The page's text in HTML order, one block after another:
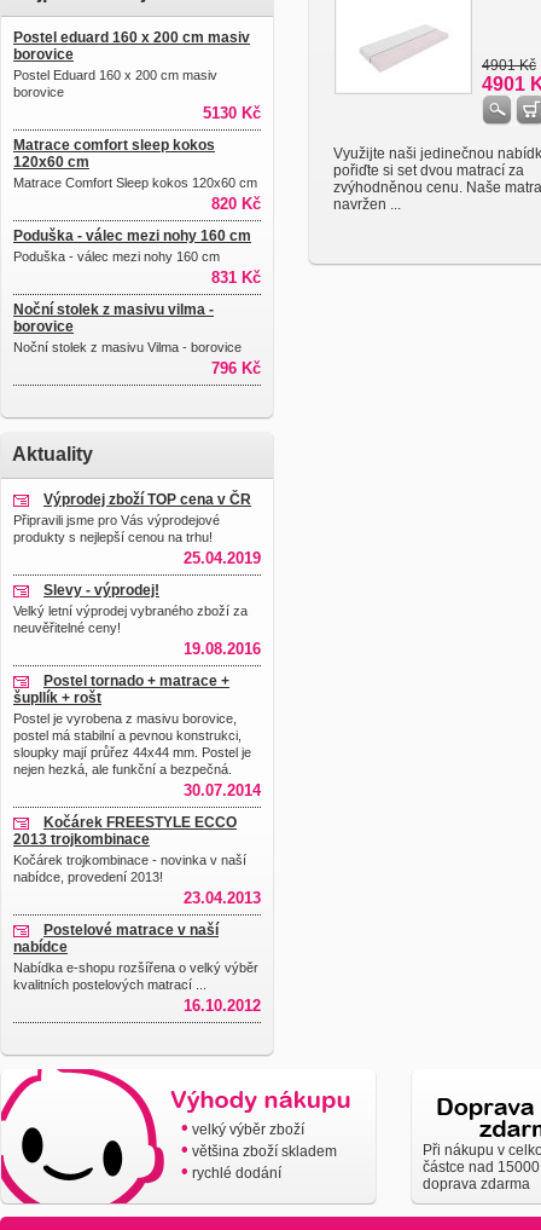
Postel eduard 160 x 200 cm masiv
borovice
Postel Eduard 160 x 200 cm masiv
borovice
5130 Kč
Matrace comfort sleep kokos
120x60 cm
Matrace Comfort Sleep kokos 120x60 cm
820 Kč
Poduška - válec mezi nohy 160 cm
Poduška - válec mezi nohy 160 cm
831 Kč
Noční stolek z masivu vilma -
borovice
Noční stolek z masivu Vilma - borovice
796 Kč
Aktuality
Výprodej zboží TOP cena v ČR
Připravili jsme pro Vás výprodejové
produkty s nejlepší cenou na trhu!
25.04.2019
Slevy - výprodej!
Velký letní výprodej vybraného zboží za
neuvěřitelné ceny!
19.08.2016
Postel tornado + matrace +
šupllík + rošt
Postel je vyrobena z masivu borovice,
postel má stabilní a pevnou konstrukci,
sloupky mají průřez 44x44 mm. Postel je
nejen hezká, ale funkční a bezpečná.
30.07.2014
Kočárek FREESTYLE ECCO
2013 trojkombinace
Kočárek trojkombinace - novinka v naší
nabídce, provedení 2013!
23.04.2013
Postelové matrace v naší
nabídce
Nabídka e-shopu rozšířena o velký výběr
kvalitních postelových matrací ...
16.10.2012
4901 Kč
4901
Využijte naši jedinečnou
pořiďte si set dvou matrací za
zvýhodněnou cenu. Naše
navržen ...
• velký výběr zboží
• většina zboží skladem
• rychlé dodání
Při nákupu v
částce nad
doprava zdarma